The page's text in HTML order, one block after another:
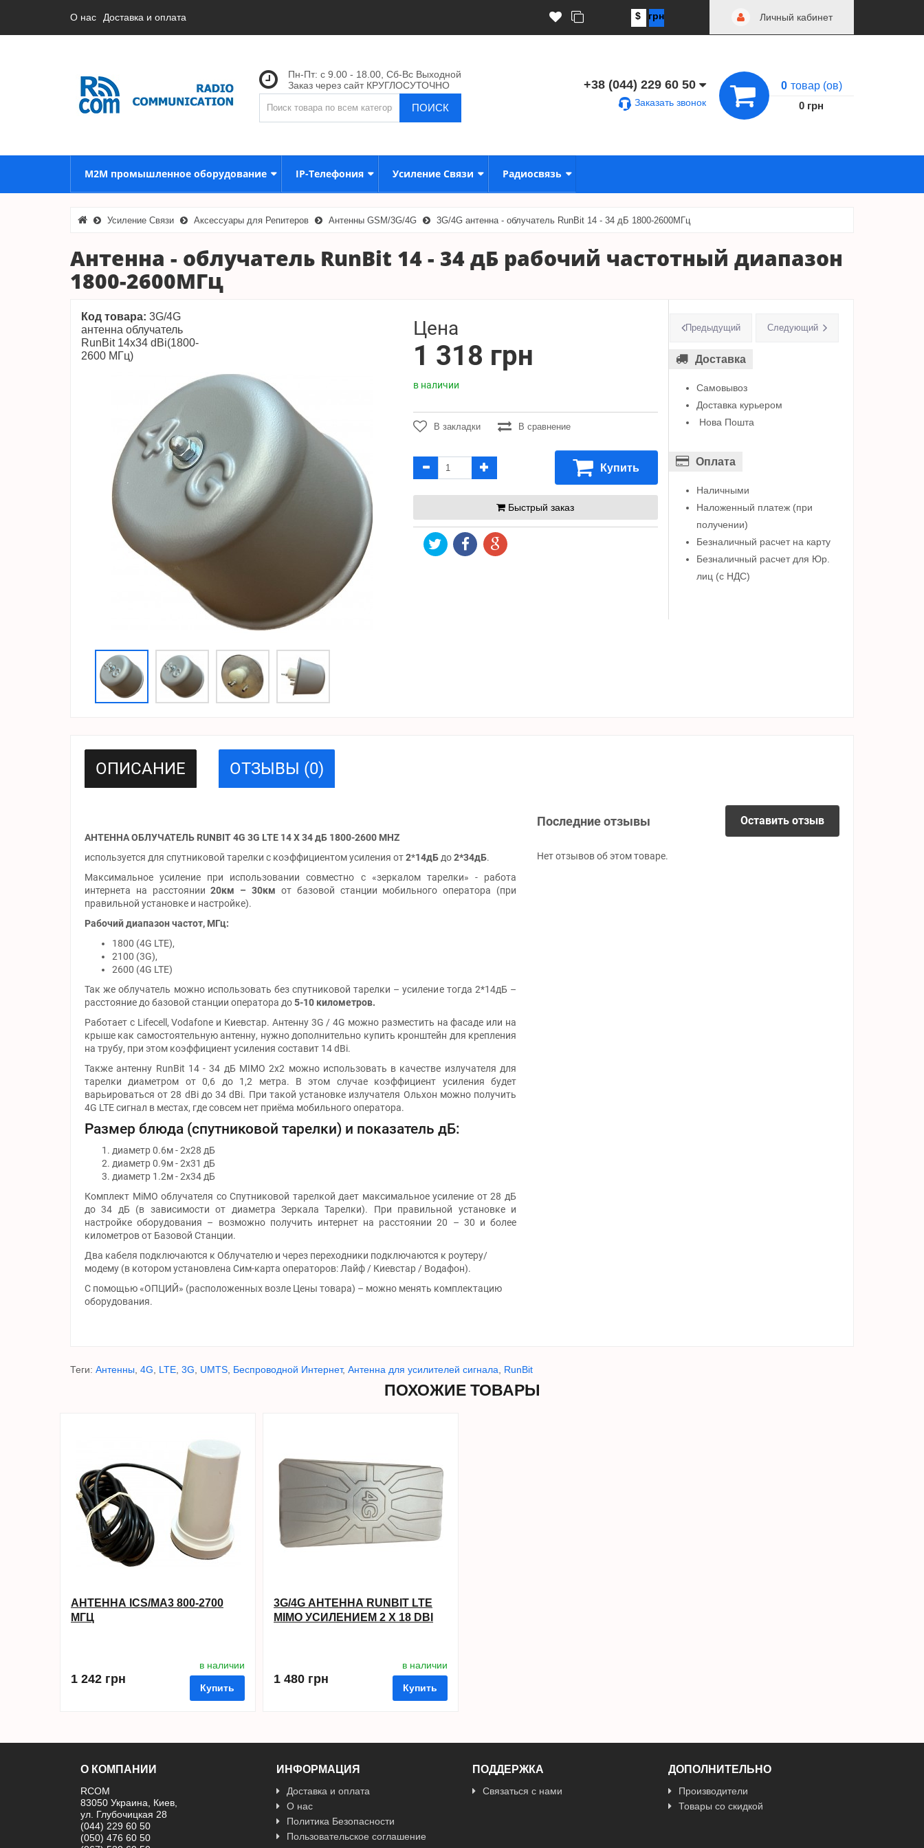
О нас Доставка и оплата $ грн Личный кабинет
Пн-Пт: с 9.00 - 18.00, Сб-Вс Выходной
Заказ через сайт КРУГЛОСУТОЧНО
ПОИСК
+38 (044) 229 60 50
Заказать звонок
0 товар (ов)
0 грн
M2M промышленное оборудование IP-Телефония Усиление Связи Радиосвязь
Усиление Связи Аксессуары для Репитеров Антенны GSM/3G/4G 3G/4G антенна - облучатель RunBit 14 - 34 дБ 1800-2600МГц
Антенна - облучатель RunBit 14 - 34 дБ рабочий частотный диапазон
1800-2600МГц
Код товара: 3G/4G
антенна облучатель
RunBit 14х34 dBi(1800-
2600 МГц)
Цена
1 318 грн
в наличии
В закладки В сравнение
Купить
Быстрый заказ
Предыдущий Следующий
Доставка
Самовывоз
Доставка курьером
Нова Пошта
Оплата
Наличными
Наложенный платеж (при
получении)
Безналичный расчет на карту
Безналичный расчет для Юр.
лиц (с НДС)
ОПИСАНИЕ ОТЗЫВЫ (0)
АНТЕННА ОБЛУЧАТЕЛЬ RUNBIT 4G 3G LTE 14 X 34 дБ 1800-2600 MHZ
используется для спутниковой тарелки с коэффициентом усиления от2*14дБ до2*34дБ.
Максимальное усиление при использовании совместно с «зеркалом тарелки» - работа
интернета на расстоянии20км – 30км от базовой станции мобильного оператора (при
правильной установке и настройке).
Рабочий диапазон частот, МГц:
1800 (4G LTE),
2100 (3G),
2600 (4G LTE)
Так же облучатель можно использовать без спутниковой тарелки – усиление тогда 2*14дБ –
расстояние до базовой станции оператора до5-10 километров.
Работает с Lifecell, Vodafone и Киевстар. Антенну 3G / 4G можно разместить на фасаде или на
крыше как самостоятельную антенну, нужно дополнительно купить кронштейн для крепления
на трубу, при этом коэффициент усиления составит 14 dBi.
Также антенну RunBit 14 - 34 дБ MIMO 2x2 можно использовать в качестве излучателя для
тарелки диаметром от 0,6 до 1,2 метра. В этом случае коэффициент усиления будет
варьироваться от 28 dBi до 34 dBi. При такой установке излучателя Ольхон можно получить
4G LTE сигнал в местах, где совсем нет приёма мобильного оператора.
Размер блюда (спутниковой тарелки) и показатель дБ:
диаметр 0.6м - 2х28 дБ
диаметр 0.9м - 2х31 дБ
диаметр 1.2м - 2х34 дБ
Комплект MiMO облучателя со Спутниковой тарелкой дает максимальное усиление от 28 дБ
до 34 дБ (в зависимости от диаметра Зеркала Тарелки). При правильной установке и
настройке оборудования – возможно получить интернет на расстоянии 20 – 30 и более
километров от Базовой Станции.
Два кабеля подключаются к Облучателю и через переходники подключаются к роутеру/
модему (в котором установлена Сим-карта операторов: Лайф / Киевстар / Водафон).
С помощью «ОПЦИЙ» (расположенных возле Цены товара) – можно менять комплектацию
оборудования.
Последние отзывы Оставить отзыв
Нет отзывов об этом товаре.
Теги: Антенны 4G LTE 3G UMTS Беспроводной Интернет, Антенна для усилителей сигнала RunBit
ПОХОЖИЕ ТОВАРЫ
АНТЕННА ICS/MA3 800-2700
МГЦ
1 242 грн
в наличии
Купить
в избранные сравнить
3G/4G АНТЕННА RUNBIT LTE
MIMO УСИЛЕНИЕМ 2 X 18 DBI
1 480 грн
в наличии
Купить
О КОМПАНИИ
RCOM
83050 Украина, Киев,
ул. Глубочицкая 28
(044) 229 60 50
(050) 476 60 50
ИНФОРМАЦИЯ
Доставка и оплата
О нас
Политика Безопасности
Пользовательское соглашение
ПОДДЕРЖКА
Связаться с нами
ДОПОЛНИТЕЛЬНО
Производители
Товары со скидкой